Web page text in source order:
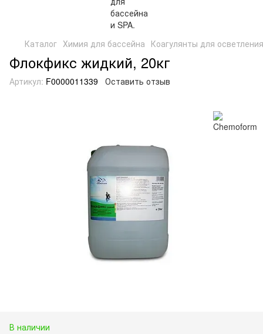
Каталог Химия для бассейна Коагулянты для осветления
Флокфикс жидкий, 20кг
Артикул: F0000011339 Оставить отзыв
В наличии